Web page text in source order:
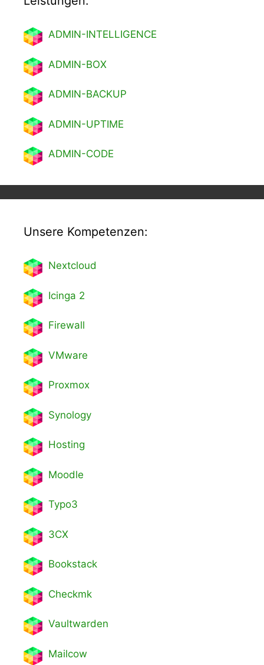
ADMIN-INTELLIGENCE
ADMIN-BOX
ADMIN-BACKUP
ADMIN-UPTIME
ADMIN-CODE
Unsere Kompetenzen:
Nextcloud
Icinga 2
Firewall
VMware
Proxmox
Synology
Hosting
Moodle
Typo3
3CX
Bookstack
Checkmk
Vaultwarden
Mailcow